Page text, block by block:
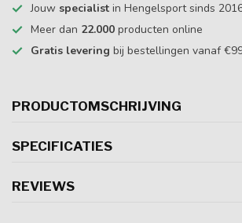
Jouw specialist in Hengelsport sinds
Meer dan 22.000 producten online
Gratis levering bij bestellingen vanaf
PRODUCTOMSCHRIJVING
SPECIFICATIES
REVIEWS